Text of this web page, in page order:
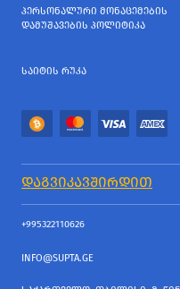
ᲞᲔᲠᲡᲝᲜᲐᲚᲣᲠᲘ ᲛᲝᲜᲐᲪᲔᲛᲔᲑᲘᲡ
ᲓᲐᲛᲣᲨᲐᲕᲔᲑᲘᲡ ᲞᲝᲚᲘᲢᲘᲙᲐ
ᲡᲐᲘᲢᲘᲡ ᲠᲣᲙᲐ
ᲓᲐᲒᲕᲘᲙᲐᲕᲨᲘᲠᲓᲘᲗ
+995322110626
INFO@SUPTA.GE